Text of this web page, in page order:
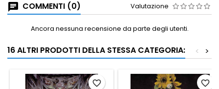
COMMENTI (0) Valutazione
Ancora nessuna recensione da parte degli utenti.
16 ALTRI PRODOTTI DELLA STESSA CATEGORIA: >
<
favorite_border favorite_border